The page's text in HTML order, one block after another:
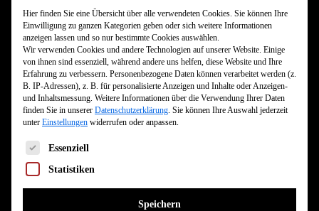
SONNTAG 11. DEZEMBER 2022
Die Veranstaltung hat bereits stattgefunden.
NILE
Einlass:
Hier finden Sie eine Übersicht über alle verwendeten Cookies. Sie können Ihre
Einwilligung zu ganzen Kategorien geben oder sich weitere Informationen
anzeigen lassen und so nur bestimmte Cookies auswählen.
Wir verwenden Cookies und andere Technologien auf unserer Website. Einige
von ihnen sind essenziell, während andere uns helfen, diese Website und Ihre
Erfahrung zu verbessern. Personenbezogene Daten können verarbeitet werden (z.
B. IP-Adressen), z. B. für personalisierte Anzeigen und Inhalte oder Anzeigen-
und Inhaltsmessung. Weitere Informationen über die Verwendung Ihrer Daten
finden Sie in unserer Datenschutzerklärung Sie können Ihre Auswahl jederzeit
unter Einstellungen widerrufen oder anpassen.
Es folgt eine Liste der Service-Gruppen, für die eine
Essenziell
Statistiken
Speichern